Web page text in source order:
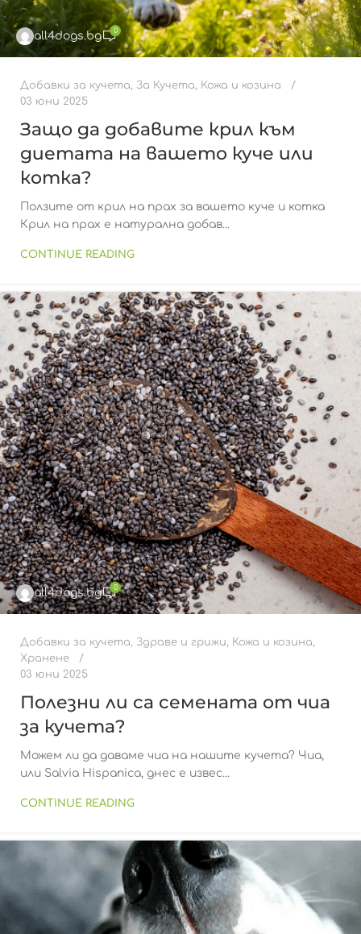
all4dogs.bg 0
Добавки за кучета, За Кучета, Кожа и козина
03 юни 2025
Защо да добавите крил към
диетата на вашето куче или
котка?
Ползите от крил на прах за вашето куче и котка
Крил на прах е натурална добав...
CONTINUE READING
all4dogs.bg 0
Добавки за кучета, Здраве и грижи, Кожа и козина,
Хранене
03 юни 2025
Полезни ли са семената от чиа
за кучета?
Можем ли да даваме чиа на нашите кучета? Чиа,
или Salvia Hispanica, днес е извес...
CONTINUE READING